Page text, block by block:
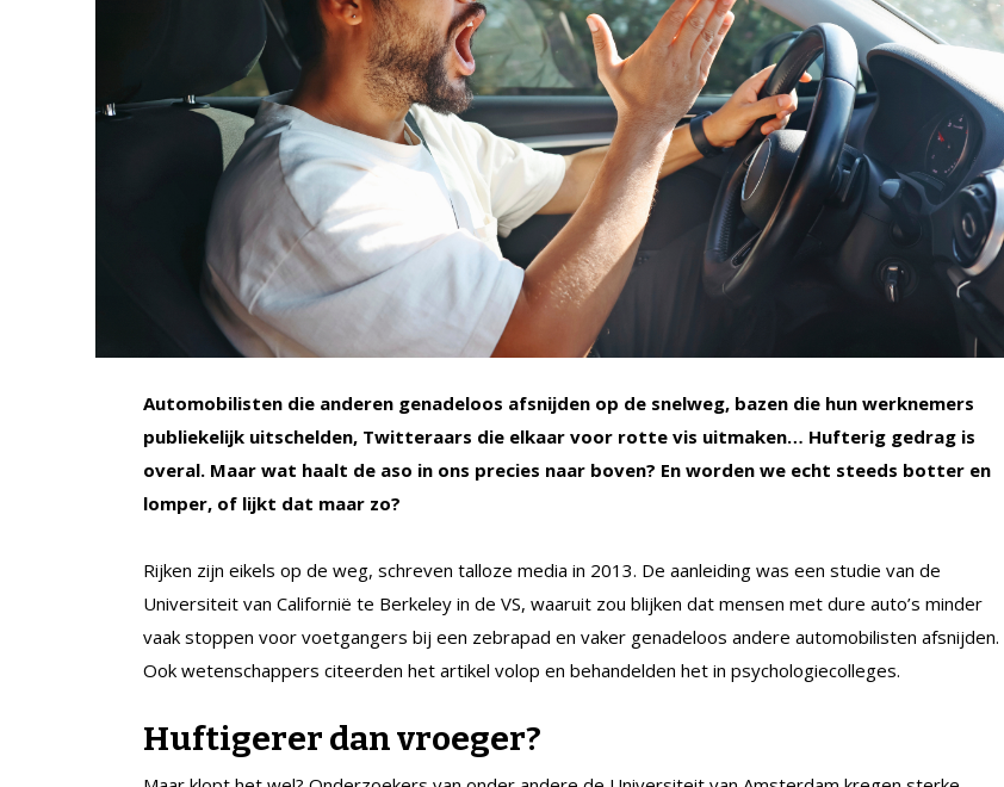
Automobilisten die anderen genadeloos afsnijden op de snelweg, bazen die hun werknemers
publiekelijk uitschelden, Twitteraars die elkaar voor rotte vis uitmaken… Hufterig gedrag is
overal. Maar wat haalt de aso in ons precies naar boven? En worden we echt steeds botter en
lomper, of lijkt dat maar zo?
Rijken zijn eikels op de weg, schreven talloze media in 2013. De aanleiding was een studie van de
Universiteit van Californië te Berkeley in de VS, waaruit zou blijken dat mensen met dure auto’s minder
vaak stoppen voor voetgangers bij een zebrapad en vaker genadeloos andere automobilisten afsnijden.
Ook wetenschappers citeerden het artikel volop en behandelden het in psychologiecolleges.
Huftigerer dan vroeger?